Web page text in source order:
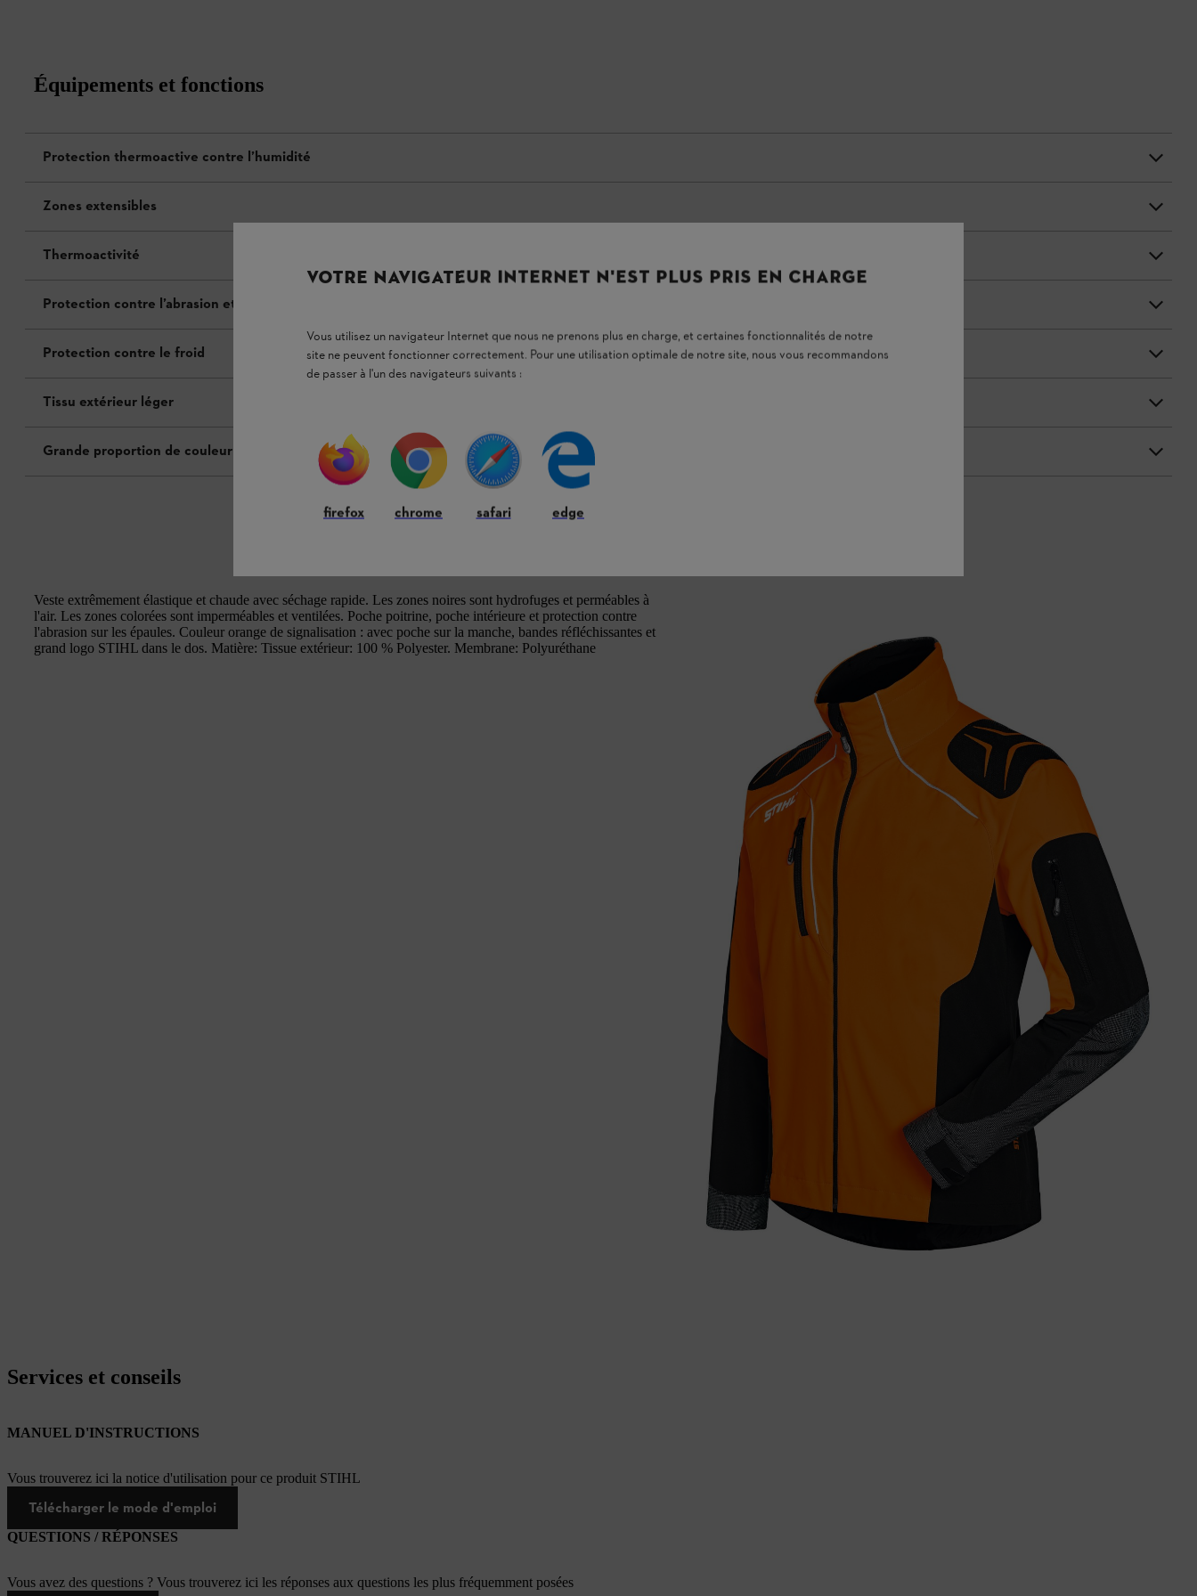
Équipements et fonctions
Protection thermoactive contre l’humidité
Zones extensibles
Thermoactivité
Protection contre l’abrasion et les épines
Protection contre le froid
Tissu extérieur léger
Grande proportion de couleur de signalisation
Veste extrêmement élastique et chaude avec séchage rapide. Les zones noires sont hydrofuges et perméables à
l'air. Les zones colorées sont imperméables et ventilées. Poche poitrine, poche intérieure et protection contre
l'abrasion sur les épaules. Couleur orange de signalisation : avec poche sur la manche, bandes réfléchissantes et
grand logo STIHL dans le dos. Matière: Tissue extérieur: 100 % Polyester. Membrane: Polyuréthane
Services et conseils
MANUEL D'INSTRUCTIONS
Vous trouverez ici la notice d'utilisation pour ce produit STIHL
Télécharger le mode d'emploi
QUESTIONS / RÉPONSES
Vous avez des questions ? Vous trouverez ici les réponses aux questions les plus fréquemment posées
VOTRE NAVIGATEUR INTERNET N'EST PLUS PRIS EN CHARGE
Vous utilisez un navigateur Internet que nous ne prenons plus en charge, et certaines fonctionnalités de notre
site ne peuvent fonctionner correctement. Pour une utilisation optimale de notre site, nous vous recommandons
de passer à l'un des navigateurs suivants :
firefox chrome safari edge